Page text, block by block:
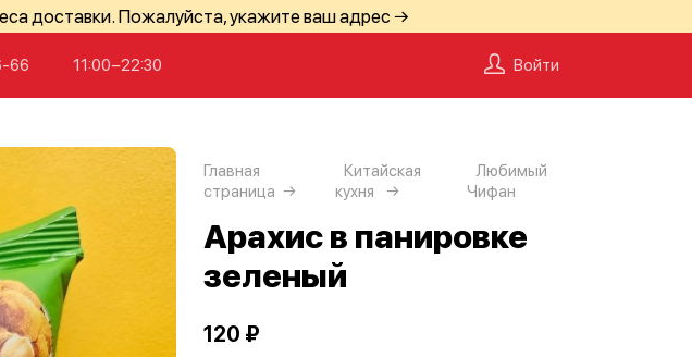
доставки. Пожалуйста, укажите ваш адрес →
66 11:00−22:30 Войти
Главная
страница
Китайская
кухня
Любимый
Чифан
Арахис в панировке
зеленый
120 ₽